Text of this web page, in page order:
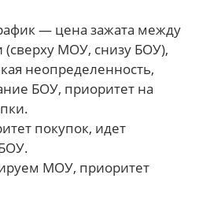
— цена зажата между
МОУ, снизу БОУ),
неопределенность,
БОУ, приоритет на
покупок, идет
МОУ, приоритет